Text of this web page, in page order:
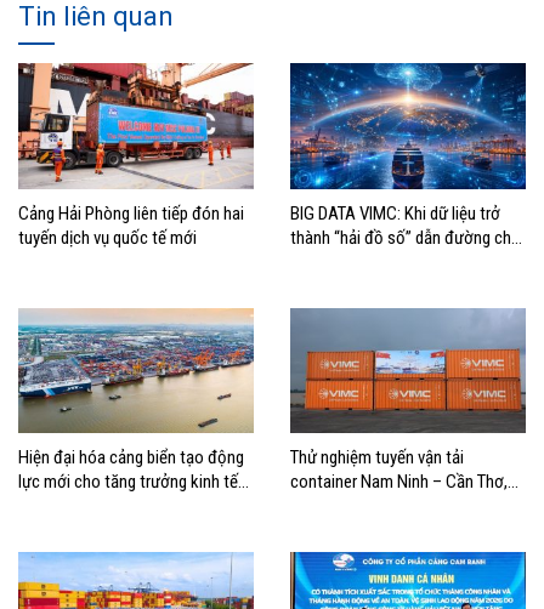
Tin liên quan
Cảng Hải Phòng liên tiếp đón hai
tuyến dịch vụ quốc tế mới
BIG DATA VIMC: Khi dữ liệu trở
thành “hải đồ số” dẫn đường cho
Hiện đại hóa cảng biển tạo động
lực mới cho tăng trưởng kinh tế
Thử nghiệm tuyến vận tải
container Nam Ninh – Cần Thơ,